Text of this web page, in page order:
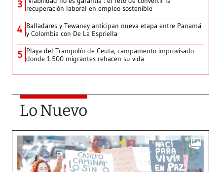
3 recuperación laboral en empleo sostenible
4 Balladares y Tewaney anticipan nueva etapa entre Panamá
y Colombia con De La Espriella
5 Playa del Trampolín de Ceuta, campamento improvisado
donde 1.500 migrantes rehacen su vida
Lo Nuevo